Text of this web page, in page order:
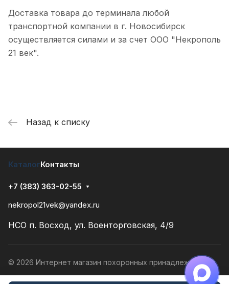
Доставка товара до терминала любой
транспортной компании в г. Новосибирск
осуществляется силами и за счет ООО "Некрополь
21 век".
Назад к списку
КаталогКонтакты
+7 (383) 363-02-55
nekropol21vek@yandex.ru
НСО п. Восход, ул. Военторговская, 4/9
© 2026 Интернет магазин похоронных принадлежностей
Конфиденциальность Разработано в